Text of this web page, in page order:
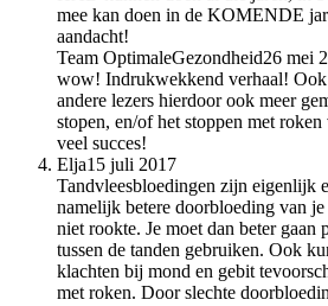
mee kan doen in de KOMENDE
aandacht!
Team OptimaleGezondheid26 mei
wow! Indrukwekkend verhaal!
andere lezers hierdoor ook meer
stopen, en/of het stoppen met
veel succes!
Elja15 juli 2017
Tandvleesbloedingen zijn eigenlijk
namelijk betere doorbloeding van
niet rookte. Je moet dan beter gaan
tussen de tanden gebruiken. Ook
klachten bij mond en gebit
met roken. Door slechte